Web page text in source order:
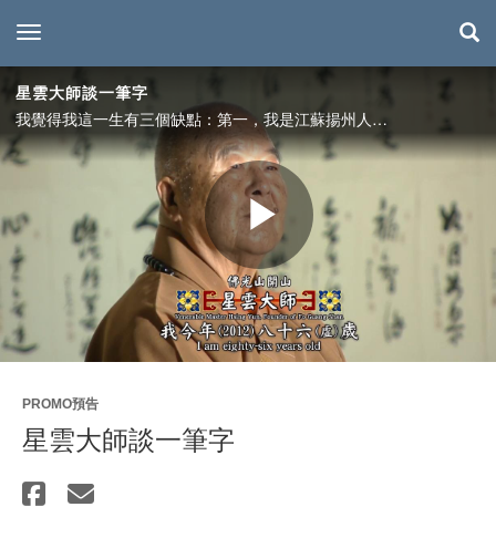
toggle navigation
星雲大師談一筆字
我覺得我這一生有三個缺點：第一，我是江蘇揚州人，鄉音腔調至今改不了，尤其學過多次的英文、日語，都沒有成功；第二，我不會唱歌，梵唄唱誦不好，實在愧對做為一個出家人；第三，不會寫字，因此就沒有信心。所以我後來經常對人說，你們不可以看我的字，但可以看我的心，因為我心裡還有一點慈悲心，可以給你們看。
Play
Video
PROMO預告
星雲大師談一筆字